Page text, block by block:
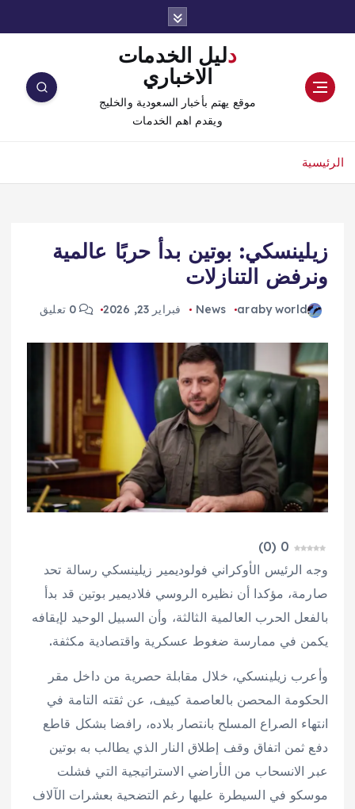
دليل الخدمات
الاخباري
موقع يهتم بأخبار السعودية والخليج
ويقدم اهم الخدمات
الرئيسية
زيلينسكي: بوتين بدأ حربًا عالمية
ونرفض التنازلات
araby world
News فبراير 23, 2026 0 تعليق
0
(
0
)
وجه الرئيس الأوكراني فولوديمير زيلينسكي رسالة تحد
صارمة، مؤكدا أن نظيره الروسي فلاديمير بوتين قد بدأ
بالفعل الحرب العالمية الثالثة، وأن السبيل الوحيد لإيقافه
يكمن في ممارسة ضغوط عسكرية واقتصادية مكثفة.
وأعرب زيلينسكي، خلال مقابلة حصرية من داخل مقر
الحكومة المحصن بالعاصمة كييف، عن ثقته التامة في
انتهاء الصراع المسلح بانتصار بلاده، رافضا بشكل قاطع
دفع ثمن اتفاق وقف إطلاق النار الذي يطالب به بوتين
عبر الانسحاب من الأراضي الاستراتيجية التي فشلت
موسكو في السيطرة عليها رغم التضحية بعشرات الآلاف